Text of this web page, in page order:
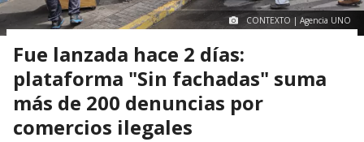
CONTEXTO | Agencia UNO
Fue lanzada hace 2 días:
plataforma "Sin fachadas" suma
más de 200 denuncias por
comercios ilegales